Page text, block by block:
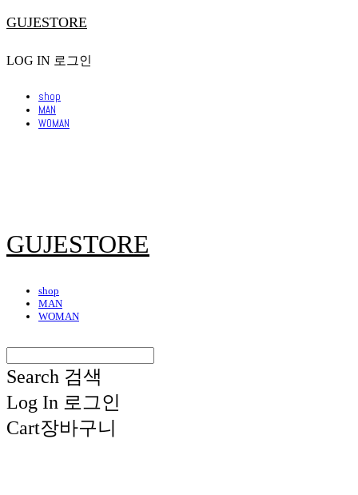
GUJESTORE
LOG IN 로그인
shop
MAN
WOMAN
GUJESTORE
shop
MAN
WOMAN
Search 검색
Log In 로그인
Cart장바구니